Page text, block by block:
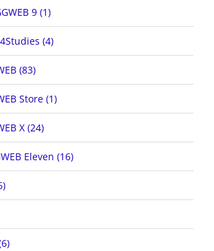
9 (1)
(4)
(83)
Store (1)
X (24)
Eleven (16)